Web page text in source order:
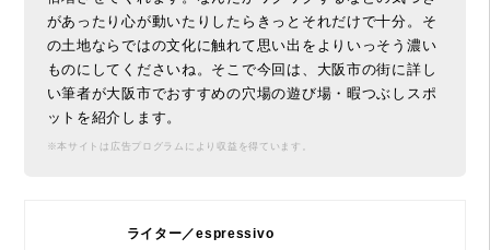
があったり心が動いたりしたらきっとそれだけで十分。そ
の土地ならではの文化に触れて思い出をよりいっそう濃い
ものにしてくださいね。そこで今回は、大阪市の街に詳し
い筆者が大阪市でおすすめの穴場の遊び場・暇つぶしスポ
ットを紹介します。
※本サイトは広告プログラムにより収益を得ています。
ライター／espressivo